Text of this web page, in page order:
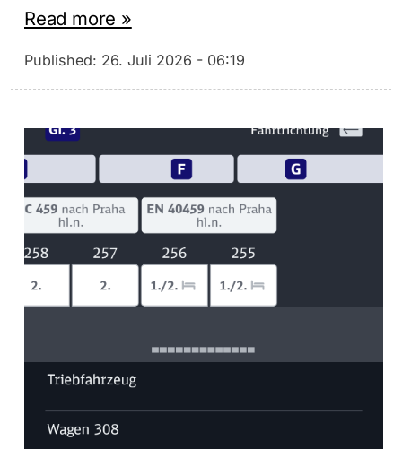
Read more »
Published: 26. Juli 2026 - 06:19